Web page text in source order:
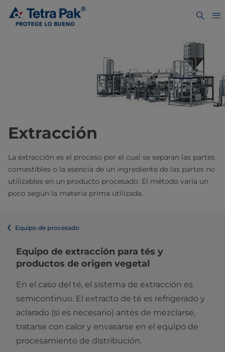
Extracción
La extracción es el proceso por el cual se separan las partes
comestibles o la esencia de un ingrediente de las partes no
utilizables en un producto procesado. El método varía un
poco según la materia prima utilizada.
Equipo de procesado
Equipo de extracción para tés y
productos de origen vegetal
En el caso del té, el sistema de extracción es
semicontinuo. El extracto de té es refrigerado y
aclarado (si es necesario) antes de mezclarse,
tratarse con calor y envasarse en el equipo de
procesamiento de distribución.